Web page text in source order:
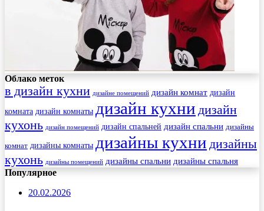
Облако меток
в дизайн кухни дизайне помещений дизайн комнат дизайн
комната дизайн комнаты дизайн кухни дизайн
кухонь дизайн помещений дизайн спальней дизайн спальни дизайны
комнат дизайны комнаты дизайны кухни дизайны
кухонь дизайны помещений дизайны спальни дизайны спальня
Популярное
20.02.2026